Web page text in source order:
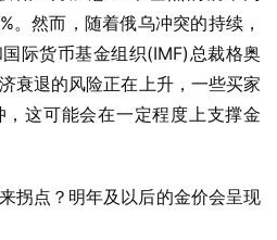
。然而，随着俄乌冲突的持续，
际货币基金组织(IMF)总裁格奥
衰退的风险正在上升，一些买家
这可能会在一定程度上支撑金
拐点？明年及以后的金价会呈现